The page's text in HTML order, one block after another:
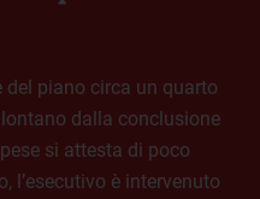
piano circa un quarto
dalla conclusione
si attesta di poco
l’esecutivo è intervenuto